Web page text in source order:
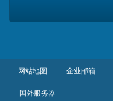
网站地图 企业邮箱
国外服务器